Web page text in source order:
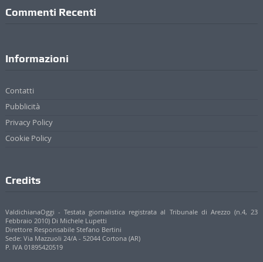
Commenti Recenti
Informazioni
Contatti
Pubblicità
Privacy Policy
Cookie Policy
Credits
ValdichianaOggi - Testata giornalistica registrata al Tribunale di Arezzo (n.4, 23
Febbraio 2010) Di Michele Lupetti
Direttore Responsabile Stefano Bertini
Sede: Via Mazzuoli 24/A - 52044 Cortona (AR)
P. IVA 01895420519